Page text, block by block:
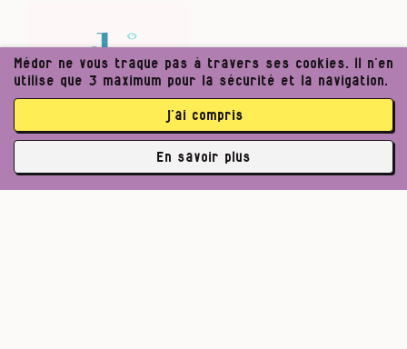
Médor ne vous traque pas à travers ses cookies. Il n’en
utilise que 3 maximum pour la sécurité et la navigation.
j’ai compris
En savoir plus